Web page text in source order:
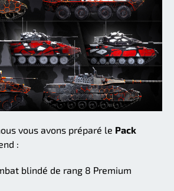
vous avons préparé le Pack
:
blindé de rang 8 Premium